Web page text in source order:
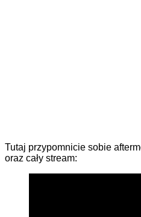
Tutaj przypomnicie sobie
oraz cały stream: